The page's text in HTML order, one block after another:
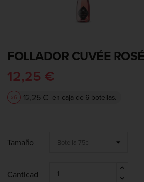
FOLLADOR CUVÉE ROSÉ
12,25 €
x6 12,25 € en caja de 6 botellas.
Tamaño
Cantidad